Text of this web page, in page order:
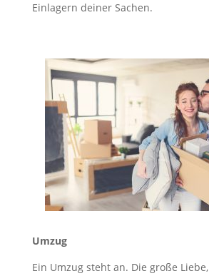
Einlagern deiner Sachen.
Umzug
Ein Umzug steht an. Die große Liebe,